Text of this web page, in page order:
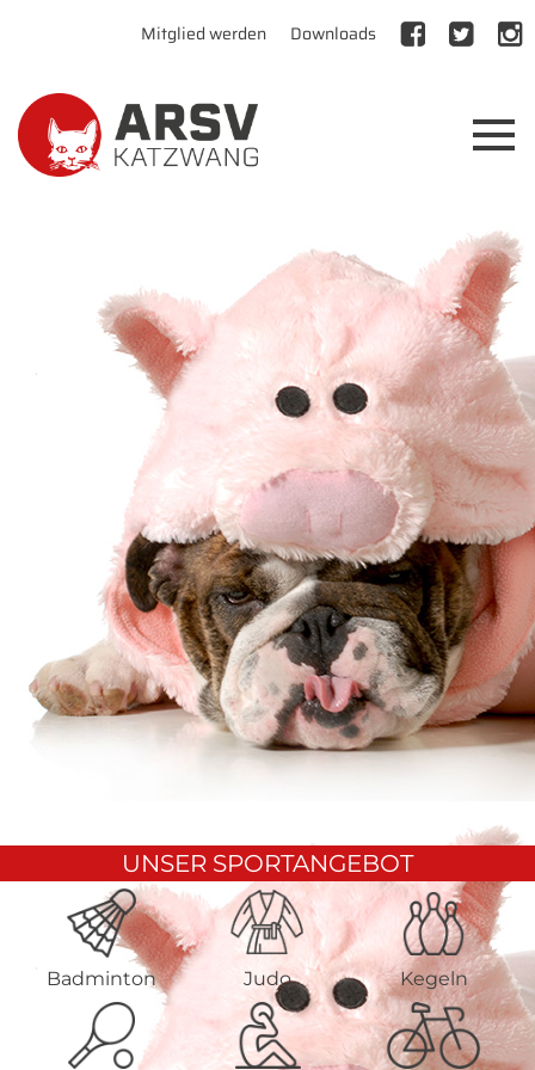
Mitglied werden Downloads
UNSER SPORTANGEBOT
Badminton Judo Kegeln